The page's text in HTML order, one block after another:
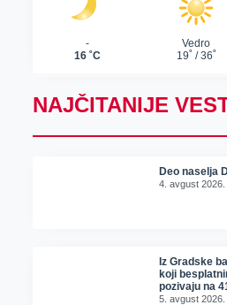
NAJČITANIJE
Deo naselja
4. avgust 2026.
Iz Gradske
koji
pozivaju na
5. avgust 2026.